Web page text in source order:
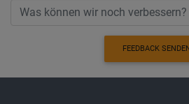
FEEDBACK